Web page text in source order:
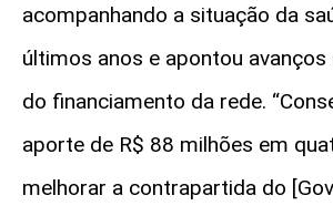
acompanhando a situação da
últimos anos e apontou avanços
do financiamento da rede.
aporte de R$ 88 milhões em
melhorar a contrapartida do